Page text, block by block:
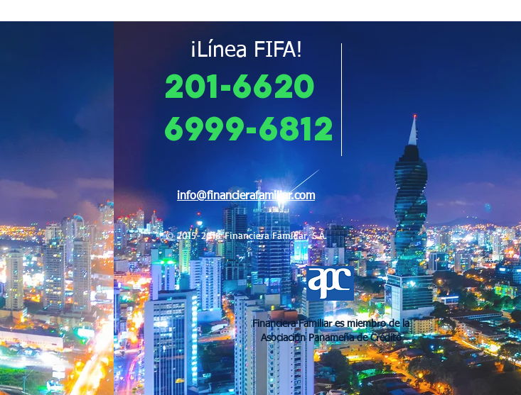
800- fifa
(3432)
Financiera Familiar es miembro de la
Asociación Panameña de Crédito
© 2015-2018 Financiera Familiar, S.A.
¡Línea FIFA!
201-6620
6999-6812
info@financierafamiliar.com